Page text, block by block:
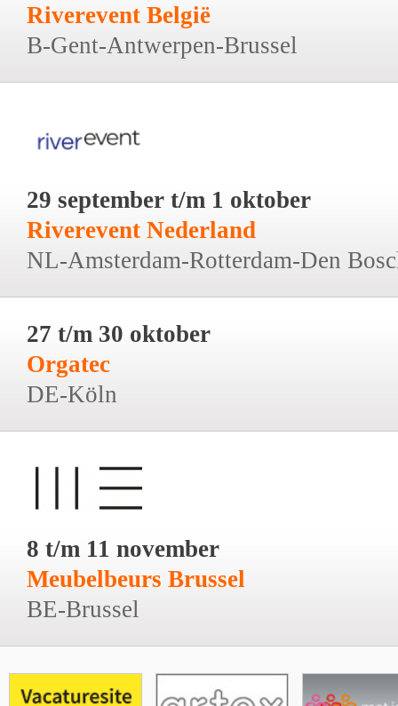
Riverevent België
B-Gent-Antwerpen-Brussel
29 september t/m 1 oktober
Riverevent Nederland
NL-Amsterdam-Rotterdam-Den
27 t/m 30 oktober
Orgatec
DE-Köln
8 t/m 11 november
Meubelbeurs Brussel
BE-Brussel